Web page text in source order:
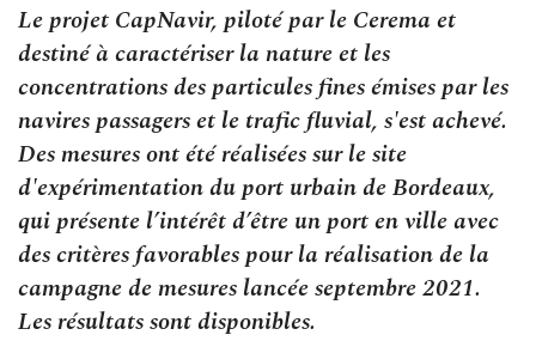
Le projet CapNavir, piloté par le Cerema et
destiné à caractériser la nature et les
concentrations des particules fines émises par les
navires passagers et le trafic fluvial, s'est achevé.
Des mesures ont été réalisées sur le site
d'expérimentation du port urbain de Bordeaux,
qui présente l’intérêt d’être un port en ville avec
des critères favorables pour la réalisation de la
campagne de mesures lancée septembre 2021.
Les résultats sont disponibles.